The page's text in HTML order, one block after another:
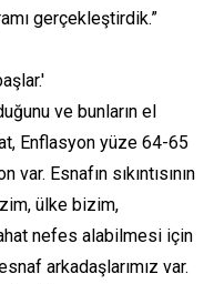
gerçekleştirdik.”
ve bunların el
Enflasyon yüze 64-65
Esnafın sıkıntısının
ülke bizim,
nefes alabilmesi için
arkadaşlarımız var.